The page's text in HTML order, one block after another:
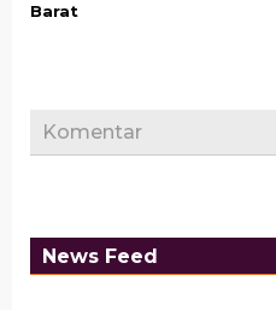
Barat
Komentar
News Feed